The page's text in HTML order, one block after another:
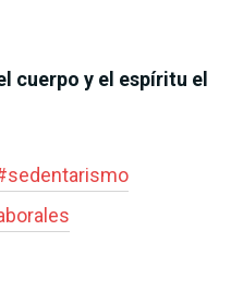
cuerpo y el espíritu el
sedentarismo